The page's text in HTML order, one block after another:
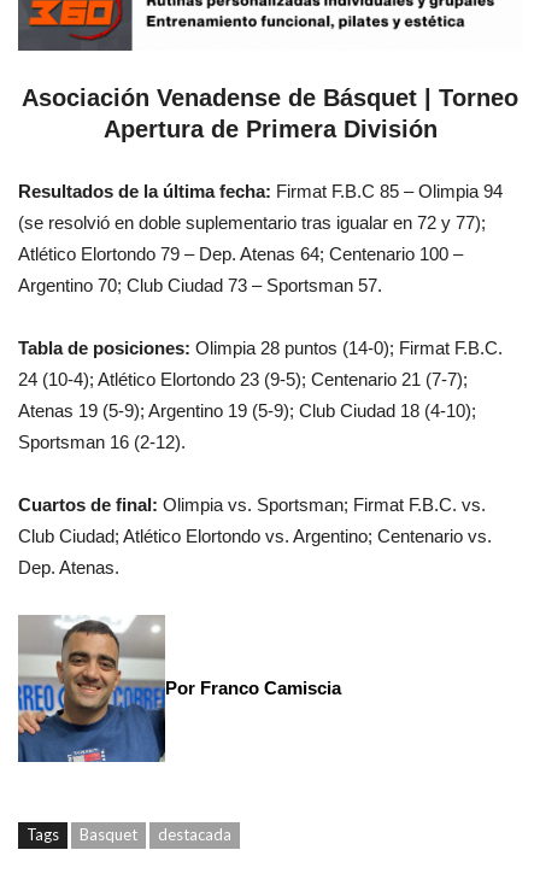
Asociación Venadense de Básquet | Torneo
Apertura de Primera División
Resultados de la última fecha: Firmat F.B.C 85 – Olimpia 94
(se resolvió en doble suplementario tras igualar en 72 y 77);
Atlético Elortondo 79 – Dep. Atenas 64; Centenario 100 –
Argentino 70; Club Ciudad 73 – Sportsman 57.
Tabla de posiciones: Olimpia 28 puntos (14-0); Firmat F.B.C.
24 (10-4); Atlético Elortondo 23 (9-5); Centenario 21 (7-7);
Atenas 19 (5-9); Argentino 19 (5-9); Club Ciudad 18 (4-10);
Sportsman 16 (2-12).
Cuartos de final: Olimpia vs. Sportsman; Firmat F.B.C. vs.
Club Ciudad; Atlético Elortondo vs. Argentino; Centenario vs.
Dep. Atenas.
Por Franco Camiscia
Tags Basquet destacada